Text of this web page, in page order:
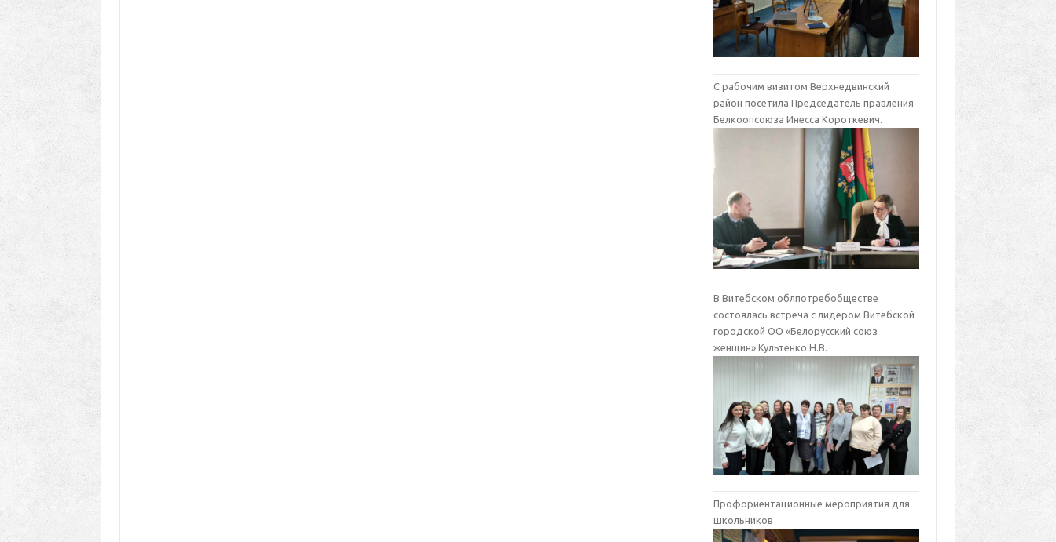
С рабочим визитом Верхнедвинский
район посетила Председатель правления
Белкоопсоюза Инесса Короткевич.
В Витебском облпотребобществе
состоялась встреча с лидером Витебской
городской ОО «Белорусский союз
женщин» Культенко Н.В.
Профориентационные мероприятия для
школьников